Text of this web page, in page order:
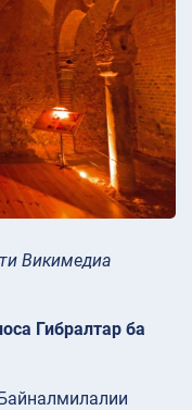
Викимедиа
Гибралтар ба